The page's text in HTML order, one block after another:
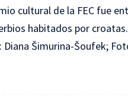
cultural de la FEC fue
habitados por croatas.
Diana Šimurina-Šoufek;